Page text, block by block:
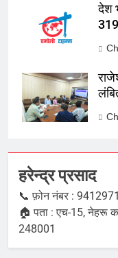
देश
हरेन्द्र प्रसाद
📞 फ़ोन नंबर :
🏠 पता : एच-15, नेहरू
248001